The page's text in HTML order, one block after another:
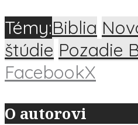
Témy:Biblia
štúdie Pozadie
FacebookX
O autorovi